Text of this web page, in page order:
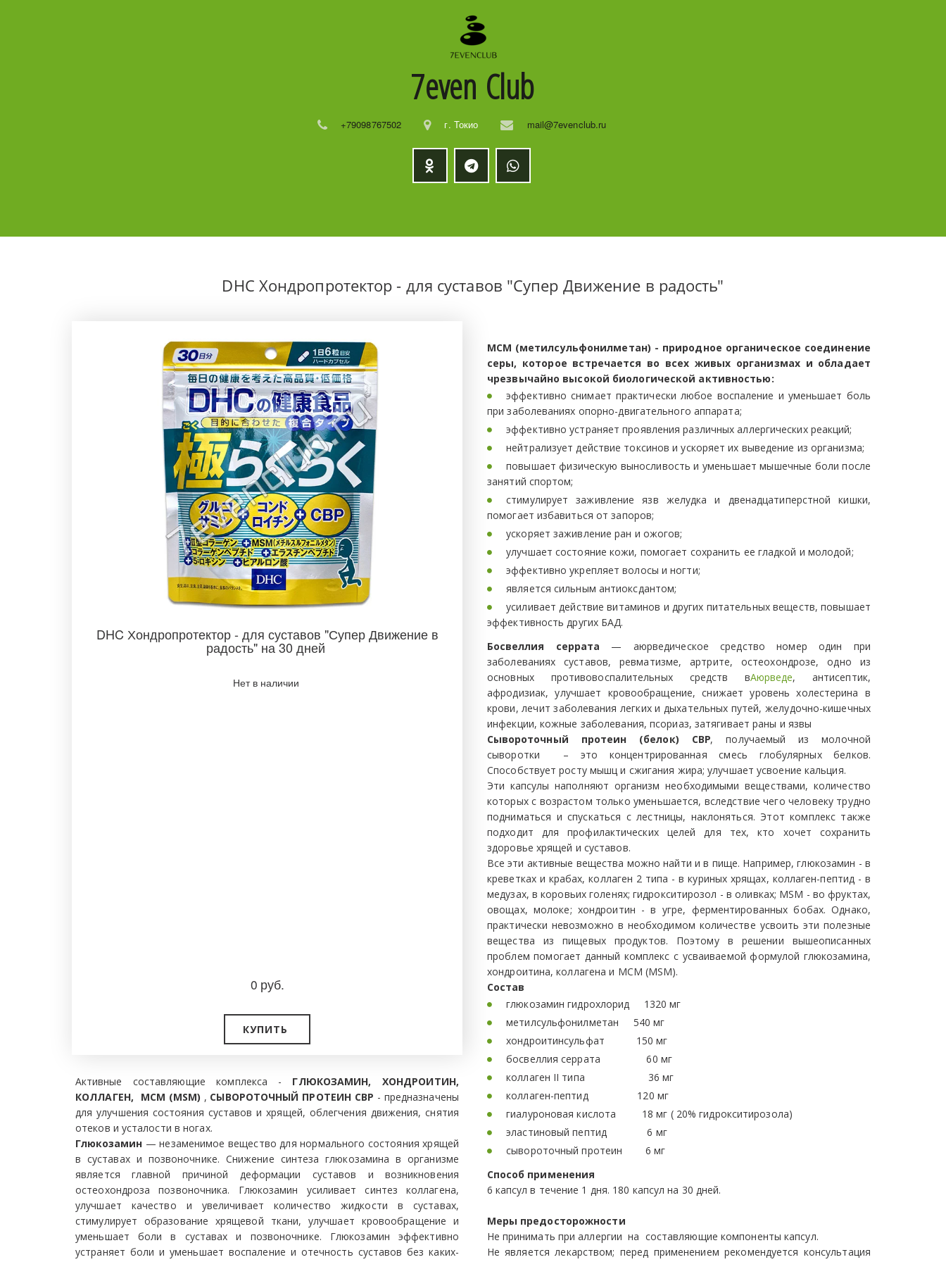
7even Club
+79098767502 г. Токио mail@7evenclub.ru
DHC Хондропротектор - для суставов "Супер Движение в радость"
DHC Хондропротектор - для суставов "Супер Движение в
радость" на 30 дней
Нет в наличии
0 руб.
КУПИТЬ
Активные составляющие комплекса - ГЛЮКОЗАМИН, ХОНДРОИТИН,
КОЛЛАГЕН, МСМ (МSМ) , СЫВОРОТОЧНЫЙ ПРОТЕИН CBP - предназначены
для улучшения состояния суставов и хрящей, облегчения движения, снятия
отеков и усталости в ногах.
Глюкозамин — незаменимое вещество для нормального состояния хрящей
в суставах и позвоночнике. Снижение синтеза глюкозамина в организме
является главной причиной деформации суставов и возникновения
остеохондроза позвоночника. Глюкозамин усиливает синтез коллагена,
улучшает качество и увеличивает количество жидкости в суставах,
стимулирует образование хрящевой ткани, улучшает кровообращение и
уменьшает боли в суставах и позвоночнике. Глюкозамин эффективно
устраняет боли и уменьшает воспаление и отечность суставов без каких-
МСМ (метилсульфонилметан) - природное органическое соединение
серы, которое встречается во всех живых организмах и обладает
чрезвычайно высокой биологической активностью:
эффективно снимает практически любое воспаление и уменьшает боль
при заболеваниях опорно-двигательного аппарата;
эффективно устраняет проявления различных аллергических реакций;
нейтрализует действие токсинов и ускоряет их выведение из организма;
повышает физическую выносливость и уменьшает мышечные боли после
занятий спортом;
стимулирует заживление язв желудка и двенадцатиперстной кишки,
помогает избавиться от запоров;
ускоряет заживление ран и ожогов;
улучшает состояние кожи, помогает сохранить ее гладкой и молодой;
эффективно укрепляет волосы и ногти;
является сильным антиоксдантом;
усиливает действие витаминов и других питательных веществ, повышает
эффективность других БАД.
Босвеллия серрата — аюрведическое средство номер один при
заболеваниях суставов, ревматизме, артрите, остеохондрозе, одно из
основных противовоспалительных средств вАюрведе, антисептик,
афродизиак, улучшает кровообращение, снижает уровень холестерина в
крови, лечит заболевания легких и дыхательных путей, желудочно-кишечных
инфекции, кожные заболевания, псориаз, затягивает раны и язвы
Сывороточный протеин (белок) CBP, получаемый из молочной
сыворотки – это концентрированная смесь глобулярных белков.
Способствует росту мышц и сжигания жира; улучшает усвоение кальция.
Эти капсулы наполняют организм необходимыми веществами, количество
которых с возрастом только уменьшается, вследствие чего человеку трудно
подниматься и спускаться с лестницы, наклоняться. Этот комплекс также
подходит для профилактических целей для тех, кто хочет сохранить
здоровье хрящей и суставов.
Все эти активные вещества можно найти и в пище. Например, глюкозамин - в
креветках и крабах, коллаген 2 типа - в куриных хрящах, коллаген-пептид - в
медузах, в коровьих голенях; гидрокситирозол - в оливках; MSM - во фруктах,
овощах, молоке; хондроитин - в угре, ферментированных бобах. Однако,
практически невозможно в необходимом количестве усвоить эти полезные
вещества из пищевых продуктов. Поэтому в решении вышеописанных
проблем помогает данный комплекс с усваиваемой формулой глюкозамина,
хондроитина, коллагена и МСМ (МSМ).
Состав
глюкозамин гидрохлорид 1320 мг
метилсульфонилметан 540 мг
хондроитинсульфат 150 мг
босвеллия серрата                60 мг
коллаген II типа 36 мг
коллаген-пептид 120 мг
гиалуроновая кислота 18 мг ( 20% гидрокситирозола)
эластиновый пептид              6 мг
сывороточный протеин 6 мг
Способ применения
6 капсул в течение 1 дня. 180 капсул на 30 дней.
Меры предосторожности
Не принимать при аллергии на составляющие компоненты капсул.
Не является лекарством; перед применением рекомендуется консультация